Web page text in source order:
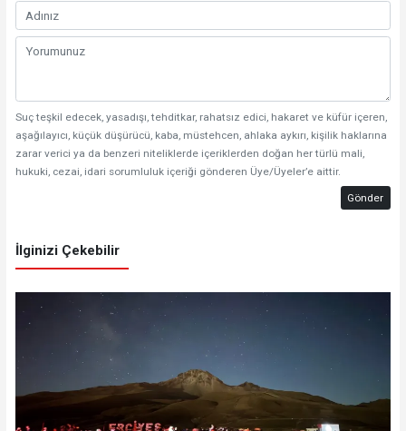
Suç teşkil edecek, yasadışı, tehditkar, rahatsız edici, hakaret ve küfür içeren,
aşağılayıcı, küçük düşürücü, kaba, müstehcen, ahlaka aykırı, kişilik haklarına
zarar verici ya da benzeri niteliklerde içeriklerden doğan her türlü mali,
hukuki, cezai, idari sorumluluk içeriği gönderen Üye/Üyeler’e aittir.
Gönder
İlginizi Çekebilir